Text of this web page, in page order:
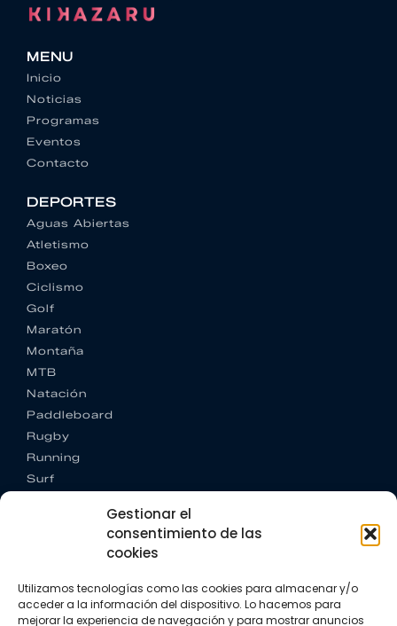
Gestionar el
consentimiento de las
cookies
Utilizamos tecnologías como las cookies para almacenar y/o
acceder a la información del dispositivo. Lo hacemos para
mejorar la experiencia de navegación y para mostrar anuncios
MENU
Inicio
Noticias
Programas
Eventos
Contacto
DEPORTES
Aguas Abiertas
Atletismo
Boxeo
Ciclismo
Golf
Maratón
Montaña
MTB
Natación
Paddleboard
Rugby
Running
Surf
CONTACTO
+34 662 342 177
info@vkssport.com